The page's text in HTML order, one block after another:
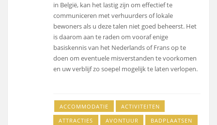
in België, kan het lastig zijn om effectief te
communiceren met verhuurders of lokale
bewoners als u deze talen niet goed beheerst. Het
is daarom aan te raden om vooraf enige
basiskennis van het Nederlands of Frans op te
doen om eventuele misverstanden te voorkomen
en uw verblijf zo soepel mogelijk te laten verlopen.
ACCOMMODATIE
ACTIVITEITEN
ATTRACTIES
AVONTUUR
BADPLAATSEN